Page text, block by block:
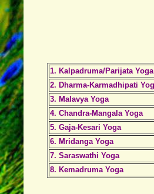
1. Kalpadruma/Parijata Yoga
2. Dharma-Karmadhipati
3. Malavya Yoga
4. Chandra-Mangala Yoga
5. Gaja-Kesari Yoga
6. Mridanga Yoga
7. Saraswathi Yoga
8. Kemadruma Yoga